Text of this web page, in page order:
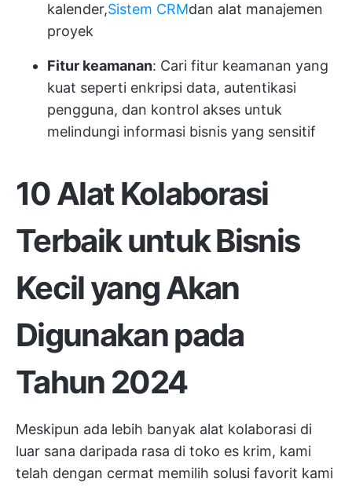
kalender,Sistem CRMdan alat manajemen
proyek
Fitur keamanan: Cari fitur keamanan yang
kuat seperti enkripsi data, autentikasi
pengguna, dan kontrol akses untuk
melindungi informasi bisnis yang sensitif
10 Alat Kolaborasi
Terbaik untuk Bisnis
Kecil yang Akan
Digunakan pada
Tahun 2024
Meskipun ada lebih banyak alat kolaborasi di
luar sana daripada rasa di toko es krim, kami
telah dengan cermat memilih solusi favorit kami